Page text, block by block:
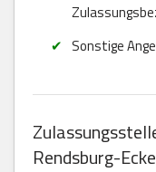
Sonstige
Rendsburg-